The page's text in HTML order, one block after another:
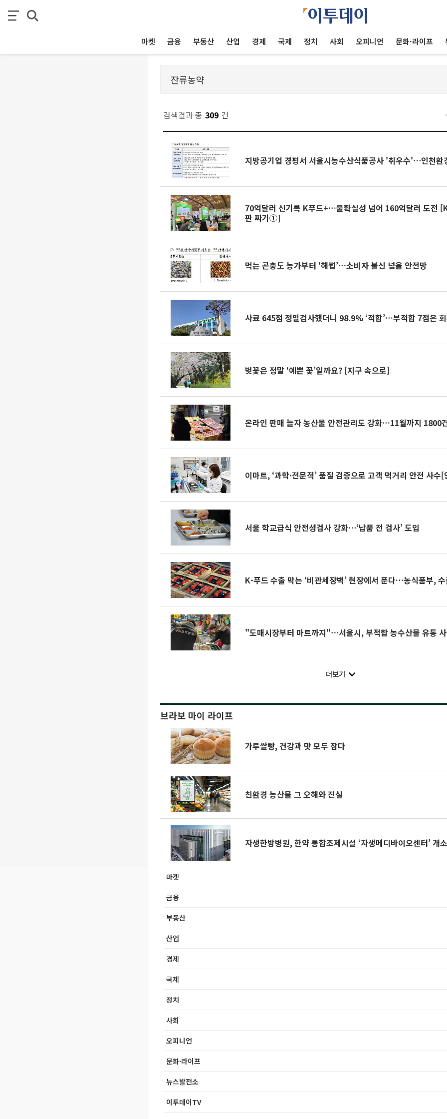
마켓 금융 부동산 산업 경제 국제 정치 사회 오피니언 문화·라이프
검색결과 총 309 건
지방공기업 경평서 서울시농수산식품공사 '취우수'⋯인천
70억달러 신기록 K푸드+…불확실성 넘어 160억달러 도전
판 짜기①]
먹는 곤충도 농가부터 ‘해썹’…소비자 불신 넘을 안전망
사료 645점 정밀검사했더니 98.9% ‘적합’…부적합 7점은
벚꽃은 정말 ‘예쁜 꽃’일까요? [지구 속으로]
온라인 판매 늘자 농산물 안전관리도 강화…11월까지 1800
이마트, ‘과학·전문적’ 품질 검증으로 고객 먹거리 안전 사수
서울 학교급식 안전성검사 강화⋯‘납품 전 검사’ 도입
K-푸드 수출 막는 ‘비관세장벽’ 현장에서 푼다…농식품부,
"도매시장부터 마트까지"⋯서울시, 부적합 농수산물 유통
더보기
브라보 마이 라이프
가루쌀빵, 건강과 맛 모두 잡다
친환경 농산물 그 오해와 진실
자생한방병원, 한약 통합조제시설 ‘자생메디바이오센터’ 개
마켓
금융
부동산
산업
경제
국제
정치
사회
오피니언
문화·라이프
뉴스발전소
이투데이TV